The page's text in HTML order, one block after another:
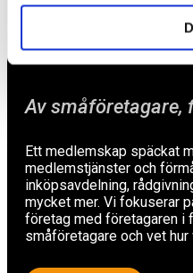
Av småföretagare,
Ett medlemskap späckat
medlemstjänster och
inköpsavdelning,
mycket mer. Vi fokuserar
företag med företagaren i
småföretagare och vet
Nyheter